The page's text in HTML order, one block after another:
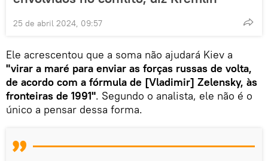
25 de abril 2024, 09:57
Ele acrescentou que a soma não ajudará Kiev a
"virar a maré para enviar as forças russas de volta,
de acordo com a fórmula de [Vladimir] Zelensky, às
fronteiras de 1991". Segundo o analista, ele não é o
único a pensar dessa forma.